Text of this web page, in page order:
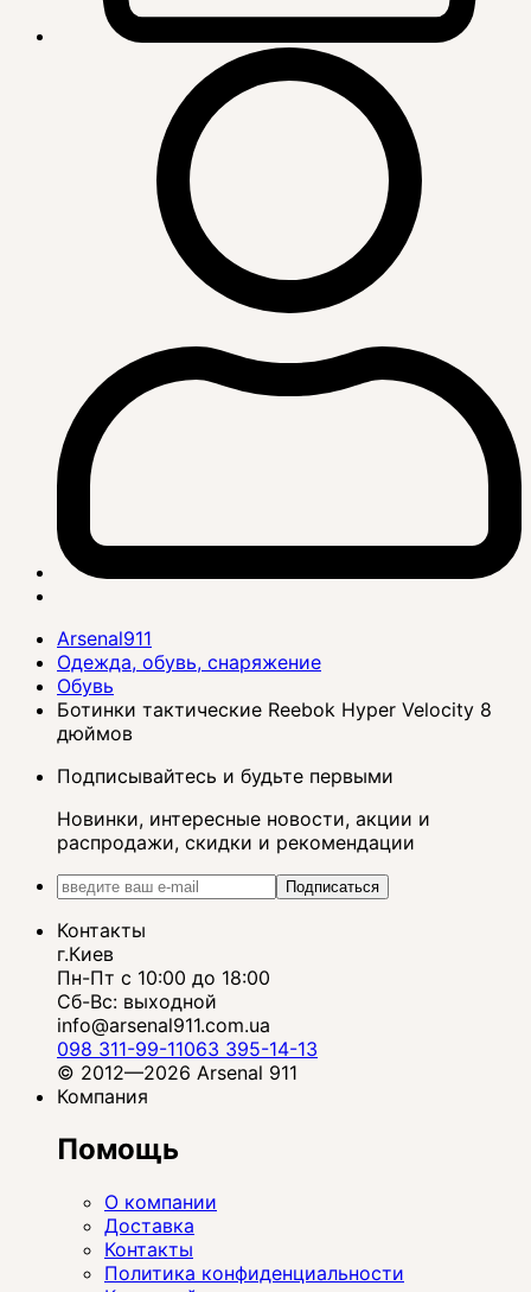
Arsenal911
Одежда, обувь, снаряжение
Обувь
Ботинки тактические Reebok Hyper Velocity 8
дюймов
Подписывайтесь и будьте первыми
Новинки, интересные новости, акции и
распродажи, скидки и рекомендации
Подписаться
Контакты
г.Киев
Пн-Пт с 10:00 до 18:00
Сб-Вс: выходной
info@arsenal911.com.ua
098 311-99-11063 395-14-13
© 2012—2026 Arsenal 911
Компания
Помощь
О компании
Доставка
Контакты
Политика конфиденциальности